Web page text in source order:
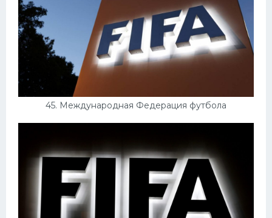
45. Международная Федерация футбола